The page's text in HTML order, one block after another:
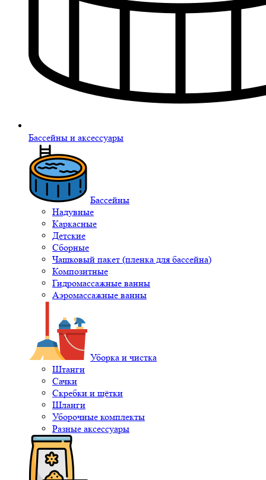
Бассейны и аксессуары
Бассейны
Надувные
Каркасные
Детские
Сборные
Чашковый пакет (пленка для бассейна)
Композитные
Гидромассажные ванны
Аэромассажные ванны
Уборка и чистка
Штанги
Сачки
Скребки и щётки
Шланги
Уборочные комплекты
Разные аксессуары